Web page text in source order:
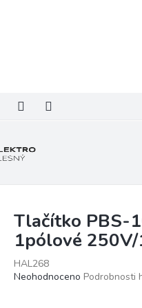
Tlačítko PBS-
1pólové
HAL268
Průměrné
Neohodnoceno Podrobnosti